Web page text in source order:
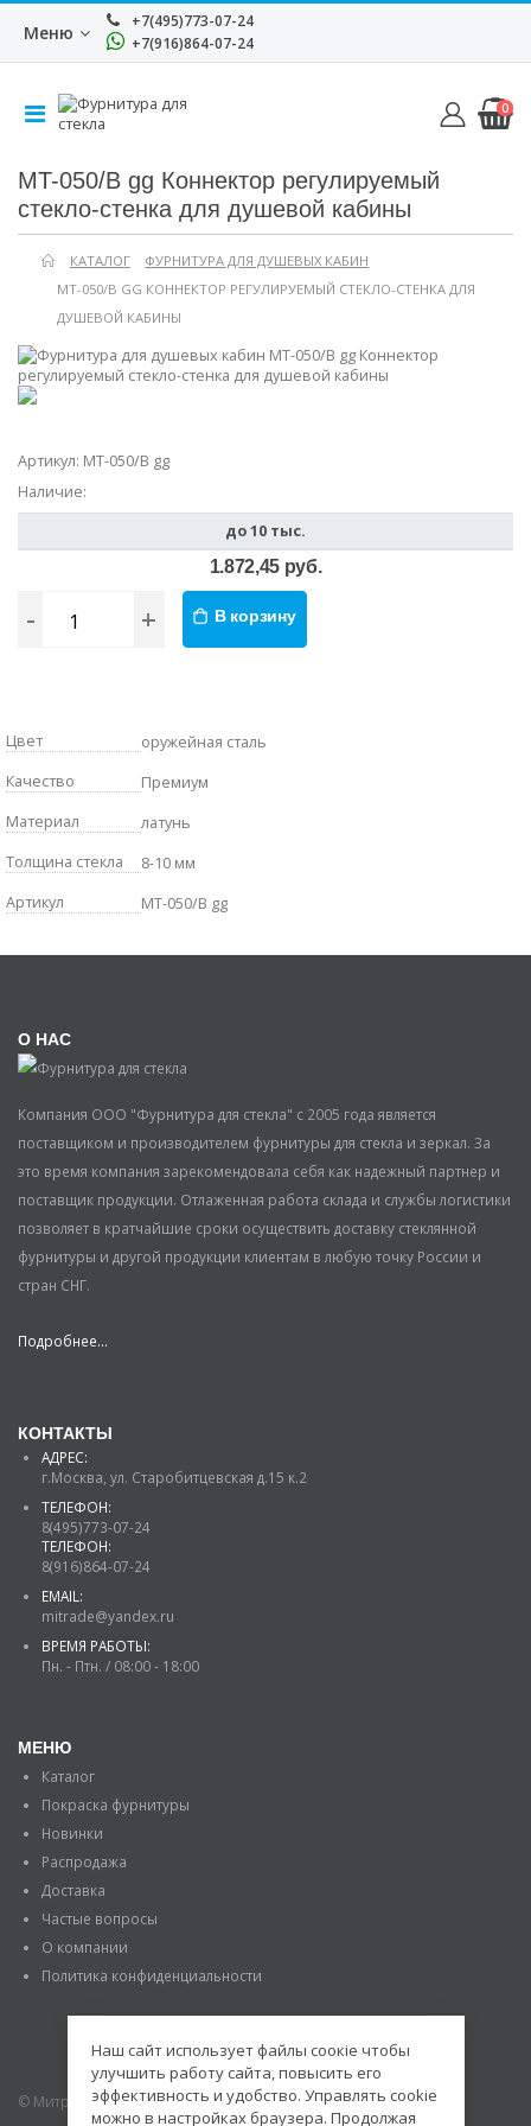
Меню
+7(495)773-07-24
+7(916)864-07-24
0
MT-050/B gg Коннектор регулируемый
стекло-стенка для душевой кабины
КАТАЛОГ
ФУРНИТУРА ДЛЯ ДУШЕВЫХ КАБИН
MT-050/B GG КОННЕКТОР РЕГУЛИРУЕМЫЙ СТЕКЛО-СТЕНКА ДЛЯ
ДУШЕВОЙ КАБИНЫ
Артикул: MT-050/B gg
Наличие:
до 10 тыс.
1.872,45 руб.
- + В корзину
Цвет
оружейная сталь
Качество
Премиум
Материал
латунь
Толщина стекла
8-10 мм
Артикул
MT-050/B gg
О НАС
Компания ООО "Фурнитура для стекла" с 2005 года является
поставщиком и производителем фурнитуры для стекла и зеркал. За
это время компания зарекомендовала себя как надежный партнер и
поставщик продукции. Отлаженная работа склада и службы логистики
позволяет в кратчайшие сроки осуществить доставку стеклянной
фурнитуры и другой продукции клиентам в любую точку России и
стран СНГ.
Подробнее...
КОНТАКТЫ
АДРЕС:
г.Москва, ул. Старобитцевская д.15 к.2
ТЕЛЕФОН:
8(495)773-07-24
ТЕЛЕФОН:
8(916)864-07-24
EMAIL:
mitrade@yandex.ru
ВРЕМЯ РАБОТЫ:
Пн. - Птн. / 08:00 - 18:00
МЕНЮ
Каталог
Покраска фурнитуры
Новинки
Распродажа
Доставка
Частые вопросы
О компании
Политика конфиденциальности
© Митраде. 2020. Все права защищены.
Наш сайт использует файлы соокіе чтобы
улучшить работу сайта, повысить его
эффективность и удобство. Управлять cookie
можно в настройках браузера. Продолжая